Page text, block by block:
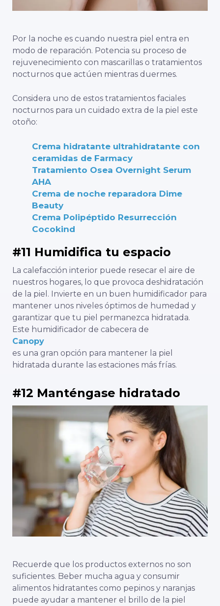
Por la noche es cuando nuestra piel entra en
modo de reparación. Potencia su proceso de
rejuvenecimiento con mascarillas o tratamientos
nocturnos que actúen mientras duermes.
Considera uno de estos tratamientos faciales
nocturnos para un cuidado extra de la piel este
otoño:
Crema hidratante ultrahidratante con
ceramidas de Farmacy
Tratamiento Osea Overnight Serum
AHA
Crema de noche reparadora Dime
Beauty
Crema Polipéptido Resurrección
Cocokind
#11 Humidifica tu espacio
La calefacción interior puede resecar el aire de
nuestros hogares, lo que provoca deshidratación
de la piel. Invierte en un buen humidificador para
mantener unos niveles óptimos de humedad y
garantizar que tu piel permanezca hidratada.
Este humidificador de cabecera de
Canopy
es una gran opción para mantener la piel
hidratada durante las estaciones más frías.
#12 Manténgase hidratado
Recuerde que los productos externos no son
suficientes. Beber mucha agua y consumir
alimentos hidratantes como pepinos y naranjas
puede ayudar a mantener el brillo de la piel